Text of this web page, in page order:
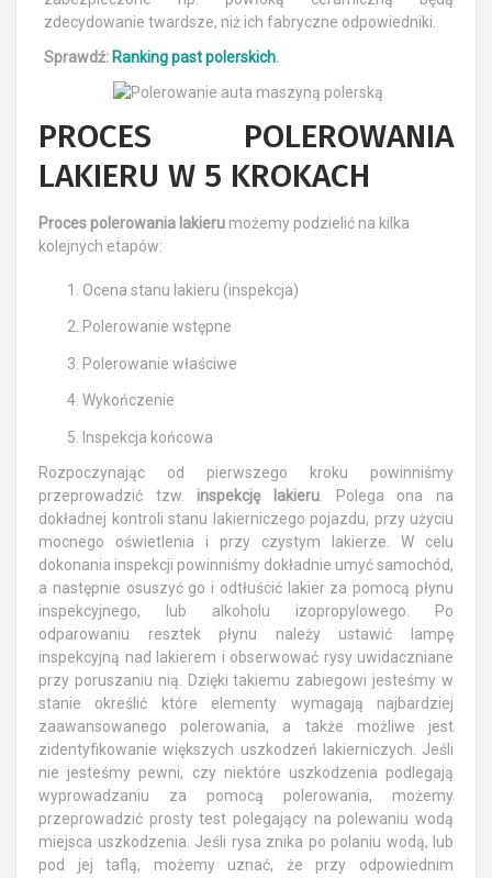
zdecydowanie twardsze, niż ich fabryczne odpowiedniki.
Sprawdź: Ranking past polerskich.
PROCES POLEROWANIA
LAKIERU W 5 KROKACH
Proces polerowania lakieru możemy podzielić na kilka
kolejnych etapów:
Ocena stanu lakieru (inspekcja)
Polerowanie wstępne
Polerowanie właściwe
Wykończenie
Inspekcja końcowa
Rozpoczynając od pierwszego kroku powinniśmy
przeprowadzić tzw. inspekcję lakieru . Polega ona na
dokładnej kontroli stanu lakierniczego pojazdu, przy użyciu
mocnego oświetlenia i przy czystym lakierze. W celu
dokonania inspekcji powinniśmy dokładnie umyć samochód,
a następnie osuszyć go i odtłuścić lakier za pomocą płynu
inspekcyjnego, lub alkoholu izopropylowego. Po
odparowaniu resztek płynu należy ustawić lampę
inspekcyjną nad lakierem i obserwować rysy uwidaczniane
przy poruszaniu nią. Dzięki takiemu zabiegowi jesteśmy w
stanie określić które elementy wymagają najbardziej
zaawansowanego polerowania, a także możliwe jest
zidentyfikowanie większych uszkodzeń lakierniczych. Jeśli
nie jesteśmy pewni, czy niektóre uszkodzenia podlegają
wyprowadzaniu za pomocą polerowania, możemy
przeprowadzić prosty test polegający na polewaniu wodą
miejsca uszkodzenia. Jeśli rysa znika po polaniu wodą, lub
pod jej taflą, możemy uznać, że przy odpowiednim